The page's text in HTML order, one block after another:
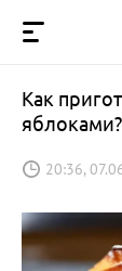
Как
яблоками?
20:36,